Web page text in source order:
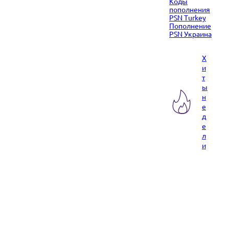
пополнения
PSN Turkey
Пополнение
PSN Украина
Х
и
т
ы
н
е
д
е
л
и